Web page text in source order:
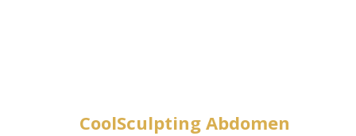
CoolSculpting Abdomen